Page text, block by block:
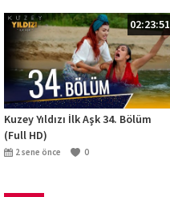
02:23:51
Kuzey Yıldızı İlk Aşk 34. Bölüm
(Full HD)
2 sene önce 0